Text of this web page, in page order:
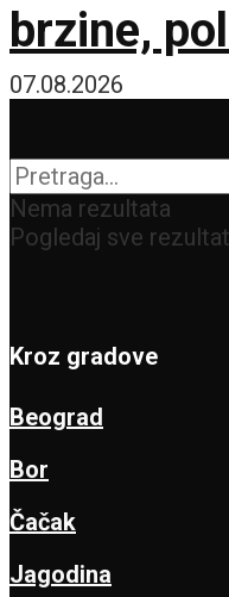
brzine,
na
vikend
07.08.2026
Nema rezultata
Pogledaj sve
Kroz gradove
Beograd
Bor
Čačak
Jagodina